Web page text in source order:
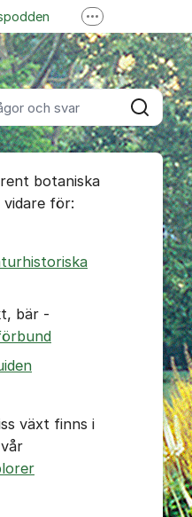
Sök
Garden Explorer
Fler supportlänkar
botaniska
för:
bär -
växt finns i